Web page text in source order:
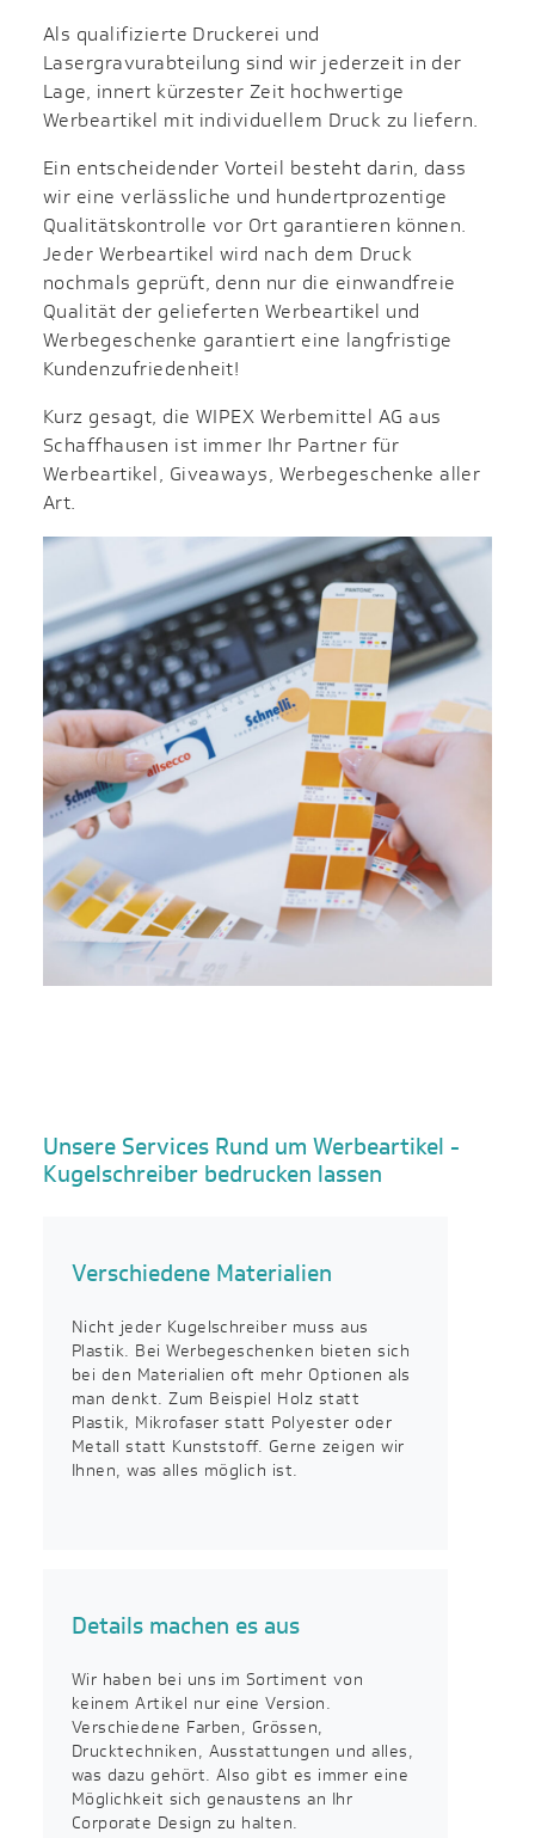
Als qualifizierte Druckerei und
Lasergravurabteilung sind wir jederzeit in der
Lage, innert kürzester Zeit hochwertige
Werbeartikel mit individuellem Druck zu liefern.
Ein entscheidender Vorteil besteht darin, dass
wir eine verlässliche und hundertprozentige
Qualitätskontrolle vor Ort garantieren können.
Jeder Werbeartikel wird nach dem Druck
nochmals geprüft, denn nur die einwandfreie
Qualität der gelieferten Werbeartikel und
Werbegeschenke garantiert eine langfristige
Kundenzufriedenheit!
Kurz gesagt, die WIPEX Werbemittel AG aus
Schaffhausen ist immer Ihr Partner für
Werbeartikel, Giveaways, Werbegeschenke aller
Art.
Unsere Services Rund um Werbeartikel -
Kugelschreiber bedrucken lassen
Verschiedene Materialien
Nicht jeder Kugelschreiber muss aus
Plastik. Bei Werbegeschenken bieten sich
bei den Materialien oft mehr Optionen als
man denkt. Zum Beispiel Holz statt
Plastik, Mikrofaser statt Polyester oder
Metall statt Kunststoff. Gerne zeigen wir
Ihnen, was alles möglich ist.
Details machen es aus
Wir haben bei uns im Sortiment von
keinem Artikel nur eine Version.
Verschiedene Farben, Grössen,
Drucktechniken, Ausstattungen und alles,
was dazu gehört. Also gibt es immer eine
Möglichkeit sich genaustens an Ihr
Corporate Design zu halten.